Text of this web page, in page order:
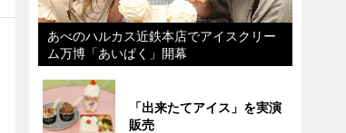
あべのハルカス近鉄本店でアイスクリー
ム万博「あいぱく」開幕
「出来たてアイス」を実演
販売